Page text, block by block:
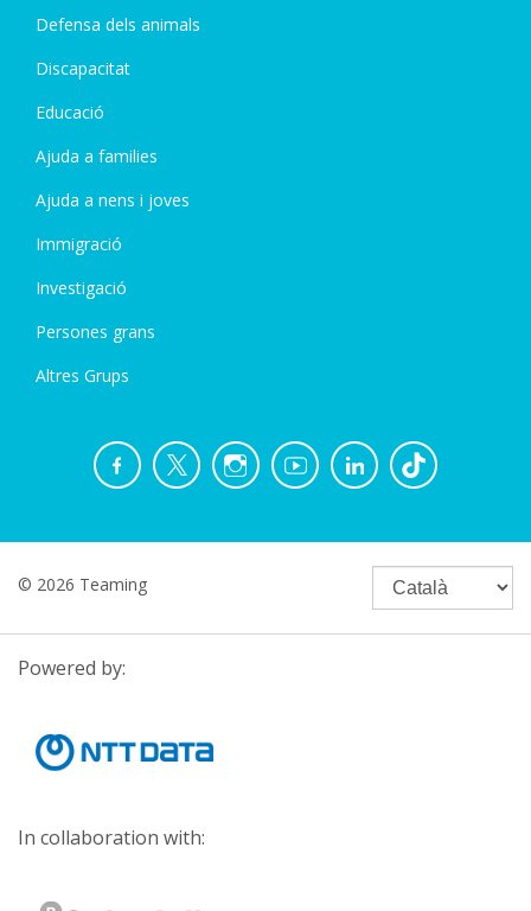
Defensa dels animals
Discapacitat
Educació
Ajuda a families
Ajuda a nens i joves
Immigració
Investigació
Persones grans
Altres Grups
© 2026 Teaming
Powered by:
In collaboration with: